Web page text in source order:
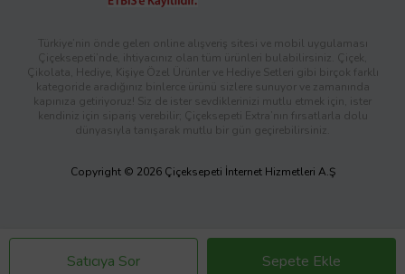
Satıcıya Sor Sepete Ekle
Türkiye’nin önde gelen online alışveriş sitesi ve mobil uygulaması
Çiçeksepeti’nde, ihtiyacınız olan tüm ürünleri bulabilirsiniz. Çiçek,
Çikolata, Hediye, Kişiye Özel Ürünler ve Hediye Setleri gibi birçok farklı
kategoride aradığınız binlerce ürünü sizlere sunuyor ve zamanında
kapınıza getiriyoruz! Siz de ister sevdiklerinizi mutlu etmek için, ister
kendiniz için sipariş verebilir; Çiçeksepeti Extra’nın fırsatlarla dolu
dünyasıyla tanışarak mutlu bir gün geçirebilirsiniz.
Copyright © 2026 Çiçeksepeti İnternet Hizmetleri A.Ş